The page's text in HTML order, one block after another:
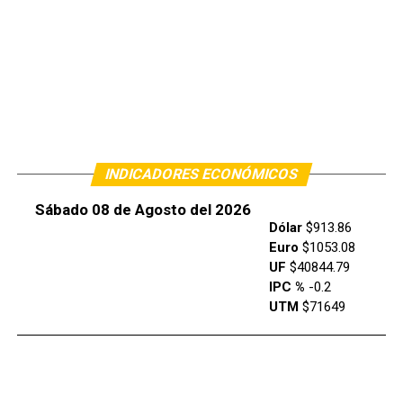
INDICADORES ECONÓMICOS
Sábado 08 de Agosto del 2026
Dólar$913.86
Euro $1053.08
UF $40844.79
IPC % -0.2
UTM$71649